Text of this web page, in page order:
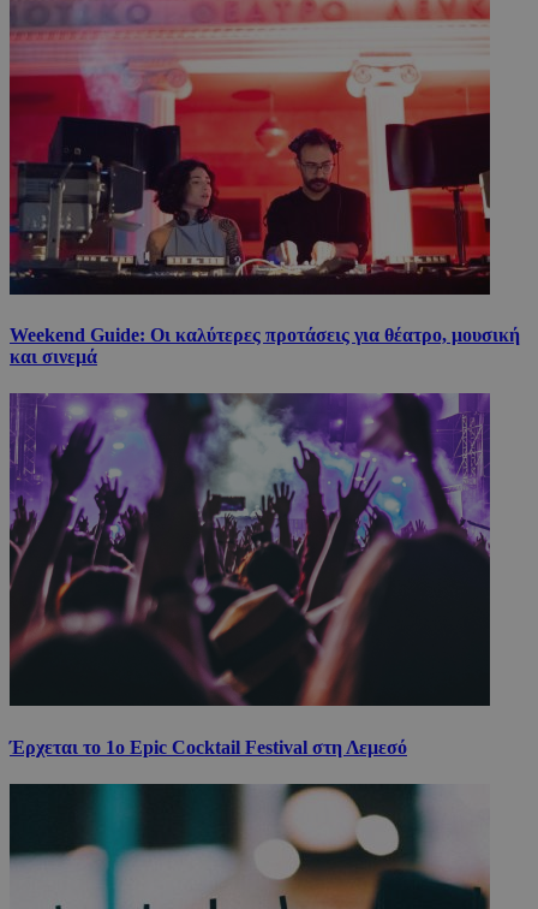
Weekend Guide: Οι καλύτερες προτάσεις για θέατρο, μουσική
και σινεμά
Έρχεται το 1ο Epic Cocktail Festival στη Λεμεσό